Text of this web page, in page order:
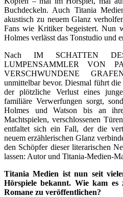
Buchdeckeln. Auch Titania
akustisch zu neuem Glanz
Fans wie Kritiker begeistert. Nun
Holmes verlässt das Tonstudio und
Nach IM SCHATTEN
LUMPENSAMMLER VON
VERSCHWUNDENE
unmittelbar bevor. Diesmal führt
der plötzliche Verlust eines
familiäre Verwerfungen sorgt,
Holmes und Watson bis an
Machtspielen, verschlossenen
entfaltet sich ein Fall, der die
neuem erzählerischen Glanz
den Schöpfer dieser literarischen
lassen: Autor und Titania-Medien-
Titania Medien ist nun seit
Hörspiele bekannt. Wie kam es
Romane zu veröffentlichen?